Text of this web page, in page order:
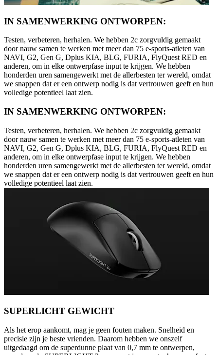
IN SAMENWERKING ONTWORPEN:
Testen, verbeteren, herhalen. We hebben 2c zorgvuldig gemaakt
door nauw samen te werken met meer dan 75 e-sports-atleten van
NAVI, G2, Gen G, Dplus KIA, BLG, FURIA, FlyQuest RED en
anderen, om in elke ontwerpfase input te krijgen. We hebben
honderden uren samengewerkt met de allerbesten ter wereld, omdat
we snappen dat er een ontwerp nodig is dat vertrouwen geeft en hun
volledige potentieel laat zien.
IN SAMENWERKING ONTWORPEN:
Testen, verbeteren, herhalen. We hebben 2c zorgvuldig gemaakt
door nauw samen te werken met meer dan 75 e-sports-atleten van
NAVI, G2, Gen G, Dplus KIA, BLG, FURIA, FlyQuest RED en
anderen, om in elke ontwerpfase input te krijgen. We hebben
honderden uren samengewerkt met de allerbesten ter wereld, omdat
we snappen dat er een ontwerp nodig is dat vertrouwen geeft en hun
volledige potentieel laat zien.
SUPERLICHT GEWICHT
Als het erop aankomt, mag je geen fouten maken. Snelheid en
precisie zijn je beste vrienden. Daarom hebben we onszelf
uitgedaagd om de superdunne plaat van 0,7 mm te ontwerpen,